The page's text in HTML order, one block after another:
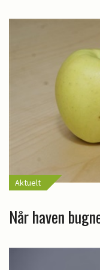
Aktuelt
Når haven